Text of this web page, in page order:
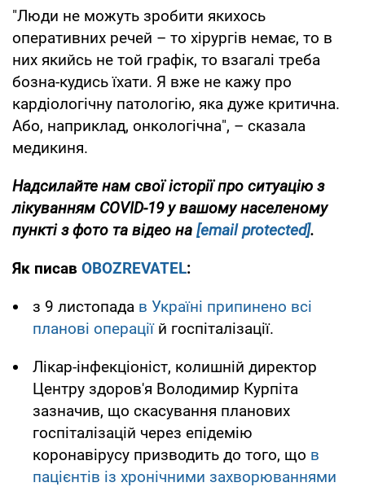
"Люди не можуть зробити якихось
оперативних речей – то хірургів немає, то в
них якийсь не той графік, то взагалі треба
бозна-кудись їхати. Я вже не кажу про
кардіологічну патологію, яка дуже критична.
Або, наприклад, онкологічна", – сказала
медикиня.
Надсилайте нам свої історії про ситуацію з
лікуванням COVID-19 у вашому населеному
пункті з фото та відео на [email protected].
Як писав OBOZREVATEL:
з 9 листопада в Україні припинено всі
планові операціїй госпіталізації.
Лікар-інфекціоніст, колишній директор
Центру здоров'я Володимир Курпіта
зазначив, що скасування планових
госпіталізацій через епідемію
коронавірусу призводить до того, що в
пацієнтів із хронічними захворюваннями